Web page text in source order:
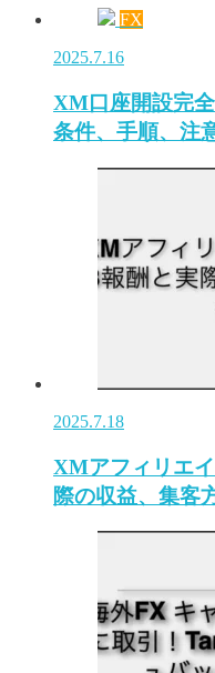
FX
2025.7.16
XM口座開設完
条件、手順、注
2025.7.18
XMアフィリエ
際の収益、集客